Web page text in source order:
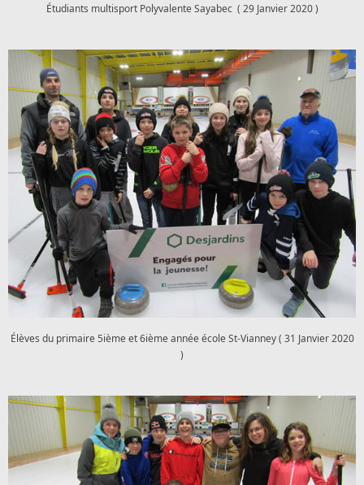
Étudiants multisport Polyvalente Sayabec ( 29 Janvier 2020 )
Élèves du primaire 5ième et 6ième année école St-Vianney ( 31 Janvier 2020
)